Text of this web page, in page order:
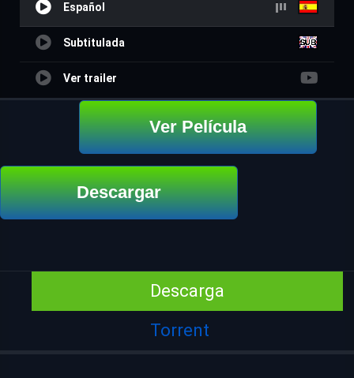
Español
Subtitulada
Ver trailer
Ver Película
Descargar
Descarga
Torrent